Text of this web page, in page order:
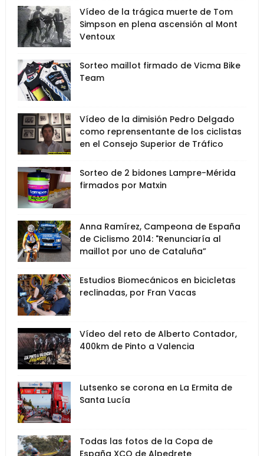
Vídeo de la trágica muerte de Tom
Simpson en plena ascensión al Mont
Ventoux
Sorteo maillot firmado de Vicma Bike
Team
Vídeo de la dimisión Pedro Delgado
como reprensentante de los ciclistas
en el Consejo Superior de Tráfico
Sorteo de 2 bidones Lampre-Mérida
firmados por Matxin
Anna Ramírez, Campeona de España
de Ciclismo 2014: "Renunciaría al
maillot por uno de Cataluña”
Estudios Biomecánicos en bicicletas
reclinadas, por Fran Vacas
Vídeo del reto de Alberto Contador,
400km de Pinto a Valencia
Lutsenko se corona en La Ermita de
Santa Lucía
Todas las fotos de la Copa de
España XCO de Alpedrete